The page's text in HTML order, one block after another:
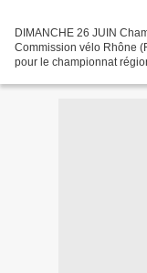
DIMANCHE 26 JUIN
Commission vélo Rhône
pour le championnat